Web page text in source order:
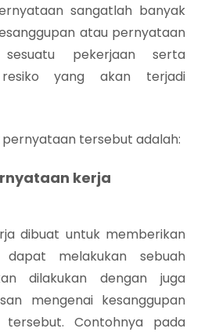
sangatlah banyak
atau pernyataan
pekerjaan serta
yang akan terjadi
tersebut adalah:
kerja
dibuat untuk memberikan
melakukan sebuah
dilakukan dengan juga
mengenai kesanggupan
Contohnya pada